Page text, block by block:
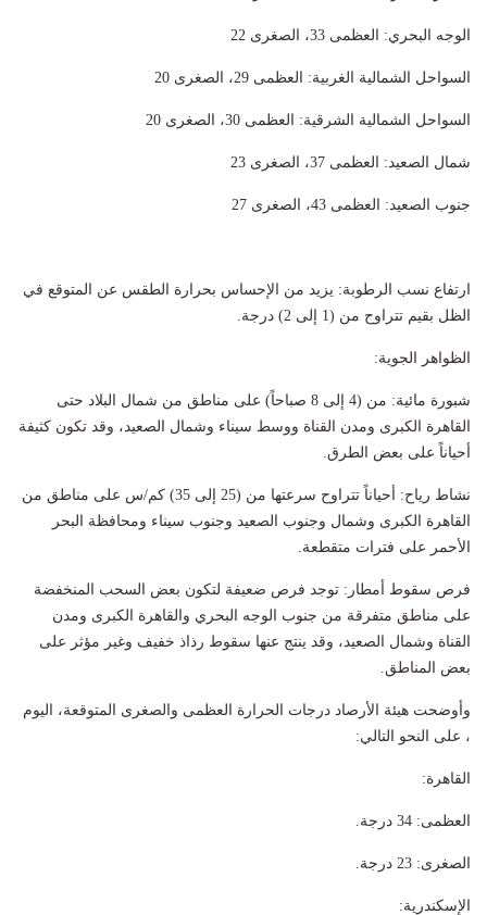
​الوجه البحري: العظمى 33، الصغرى 22
​السواحل الشمالية الغربية: العظمى 29، الصغرى 20
​السواحل الشمالية الشرقية: العظمى 30، الصغرى 20
​شمال الصعيد: العظمى 37، الصغرى 23
​جنوب الصعيد: العظمى 43، الصغرى 27
​ارتفاع نسب الرطوبة: يزيد من الإحساس بحرارة الطقس عن المتوقع في
الظل بقيم تتراوح من (1 إلى 2) درجة.
​الظواهر الجوية:
​شبورة مائية: من (4 إلى 8 صباحاً) على مناطق من شمال البلاد حتى
القاهرة الكبرى ومدن القناة ووسط سيناء وشمال الصعيد، وقد تكون كثيفة
أحياناً على بعض الطرق.
​نشاط رياح: أحياناً تتراوح سرعتها من (25 إلى 35) كم/س على مناطق من
القاهرة الكبرى وشمال وجنوب الصعيد وجنوب سيناء ومحافظة البحر
الأحمر على فترات متقطعة.
​فرص سقوط أمطار: توجد فرص ضعيفة لتكون بعض السحب المنخفضة
على مناطق متفرقة من جنوب الوجه البحري والقاهرة الكبرى ومدن
القناة وشمال الصعيد، وقد ينتج عنها سقوط رذاذ خفيف وغير مؤثر على
بعض المناطق.
وأوضحت هيئة الأرصاد درجات الحرارة العظمى والصغرى المتوقعة، اليوم
، على النحو التالي:
القاهرة:
العظمى: 34 درجة.
الصغرى: 23 درجة.
​الإسكندرية: